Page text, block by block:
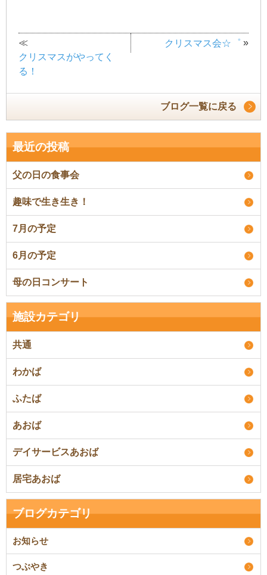
≪
クリスマスがやってく
る！
クリスマス会☆゜ »
ブログ一覧に戻る
最近の投稿
父の日の食事会
趣味で生き生き！
7月の予定
6月の予定
母の日コンサート
施設カテゴリ
共通
わかば
ふたば
あおば
デイサービスあおば
居宅あおば
ブログカテゴリ
お知らせ
つぶやき